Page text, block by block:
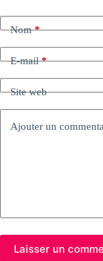
Nom*
E-mail*
Site web
Ajouter un
Laisser un